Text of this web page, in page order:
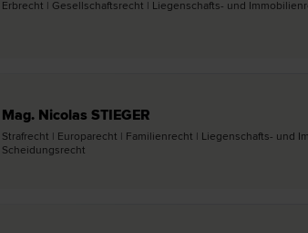
Erb­recht | Gesellschafts­recht | Liegenschafts- und
Mag. Nicolas STIEGER
Straf­recht | Europa­recht | Familien­recht | Liegenschafts- und
Scheidungs­recht